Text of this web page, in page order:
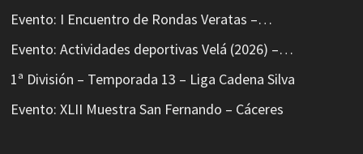
Evento: I Encuentro de Rondas Veratas –…
Evento: Actividades deportivas Velá (2026) –…
1ª División – Temporada 13 – Liga Cadena Silva
Evento: XLII Muestra San Fernando – Cáceres